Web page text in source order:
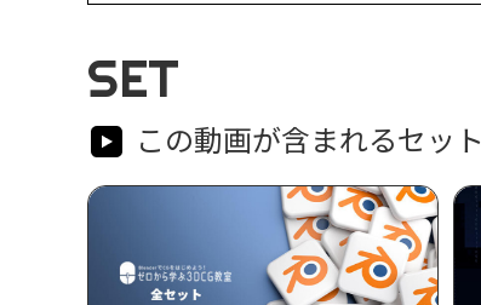
SET
この動画が含まれるセット